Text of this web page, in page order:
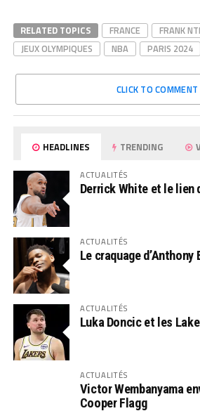
RELATED TOPICS FRANCE
FRANK
JEUX OLYMPIQUES
NBA PARIS 2024
CLICK TO COMMENT
HEADLINES TRENDING
ACTUALITÉS
Derrick White et le lien
ACTUALITÉS
Le craquage d’Anthony
ACTUALITÉS
Luka Doncic et les
ACTUALITÉS
Victor Wembanyama
Cooper Flagg